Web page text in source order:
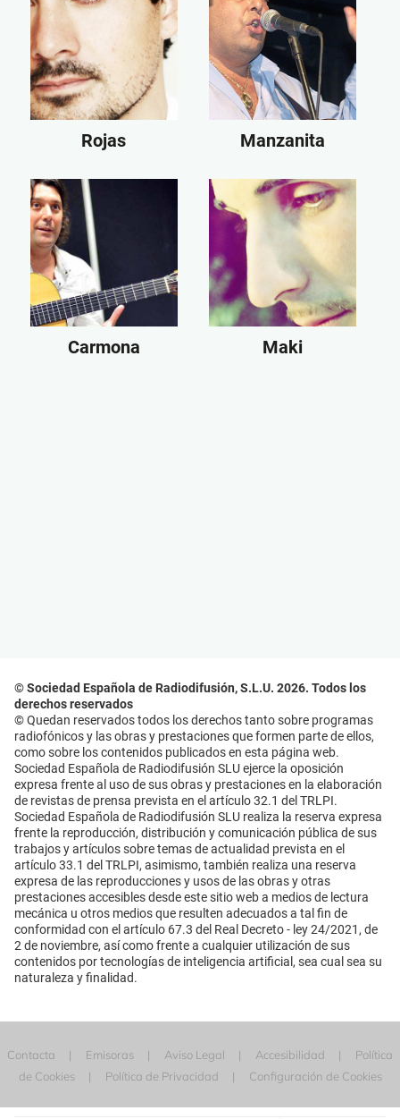
Rojas Manzanita
Carmona Maki
© Sociedad Española de Radiodifusión, S.L.U. 2026. Todos los
derechos reservados
© Quedan reservados todos los derechos tanto sobre programas
radiofónicos y las obras y prestaciones que formen parte de ellos,
como sobre los contenidos publicados en esta página web.
Sociedad Española de Radiodifusión SLU ejerce la oposición
expresa frente al uso de sus obras y prestaciones en la elaboración
de revistas de prensa prevista en el artículo 32.1 del TRLPI.
Sociedad Española de Radiodifusión SLU realiza la reserva expresa
frente la reproducción, distribución y comunicación pública de sus
trabajos y artículos sobre temas de actualidad prevista en el
artículo 33.1 del TRLPI, asimismo, también realiza una reserva
expresa de las reproducciones y usos de las obras y otras
prestaciones accesibles desde este sitio web a medios de lectura
mecánica u otros medios que resulten adecuados a tal fin de
conformidad con el artículo 67.3 del Real Decreto - ley 24/2021, de
2 de noviembre, así como frente a cualquier utilización de sus
contenidos por tecnologías de inteligencia artificial, sea cual sea su
naturaleza y finalidad.
Contacta Emisoras Aviso Legal Accesibilidad
Política
de Cookies
Política de Privacidad Configuración de Cookies